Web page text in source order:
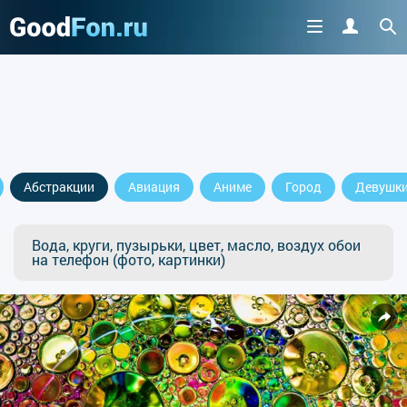
Абстракции Авиация Аниме Город
Вода, круги, пузырьки, цвет, масло, воздух обои
на телефон (фото, картинки)